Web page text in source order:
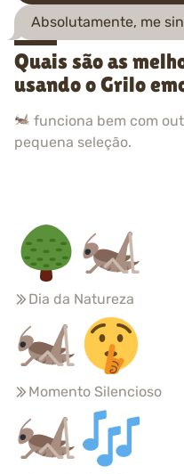
Absolutamente, me
Quais são as
usando o Grilo
funciona bem com
pequena seleção.
Dia da Natureza
Momento Silencioso